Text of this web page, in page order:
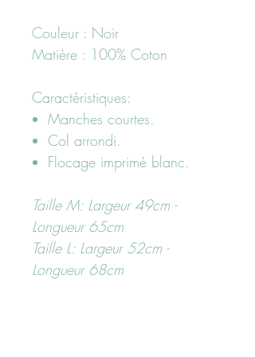
Couleur : Noir
Matière : 100% Coton
Caractéristiques:
Manches courtes.
Col arrondi.
Flocage imprimé blanc.
Taille M: Largeur 49cm -
Longueur 65cm
Taille L: Largeur 52cm -
Longueur 68cm